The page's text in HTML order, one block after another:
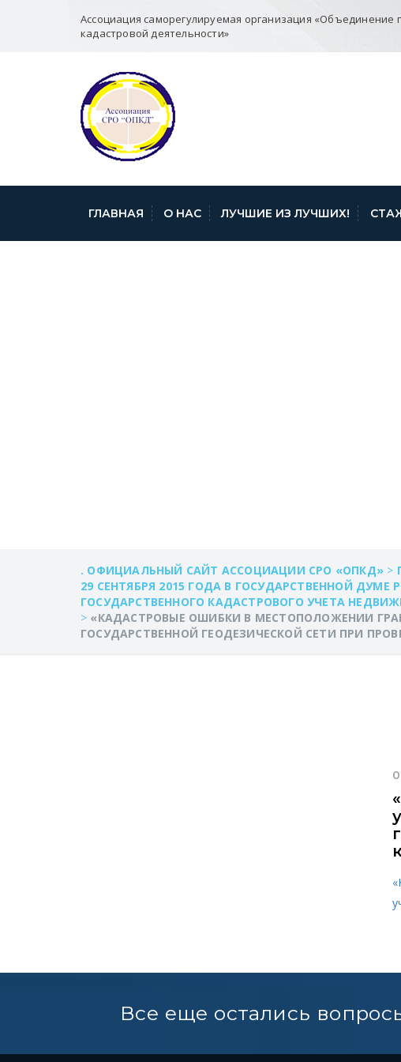
Ассоциация саморегулируемая организация «Объединение
кадастровой деятельности»
ГЛАВНАЯ О НАС ЛУЧШИЕ ИЗ ЛУЧШИХ!
. ОФИЦИАЛЬНЫЙ САЙТ АССОЦИАЦИИ СРО «ОПКД» >
29 СЕНТЯБРЯ 2015 ГОДА В ГОСУДАРСТВЕННОЙ
ГОСУДАРСТВЕННОГО КАДАСТРОВОГО УЧЕТА
> «КАДАСТРОВЫЕ ОШИБКИ В МЕСТОПОЛОЖЕНИИ
ГОСУДАРСТВЕННОЙ ГЕОДЕЗИЧЕСКОЙ СЕТИ ПРИ
Все еще остались